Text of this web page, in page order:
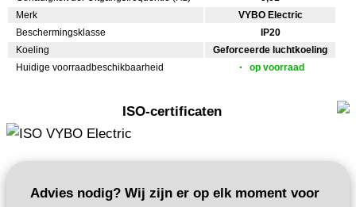
Merk
VYBO Electric
Beschermingsklasse
IP20
Koeling
Geforceerde luchtkoeling
Huidige voorraadbeschikbaarheid
op voorraad
ISO-certificaten
Advies nodig? Wij zijn er op elk moment voor